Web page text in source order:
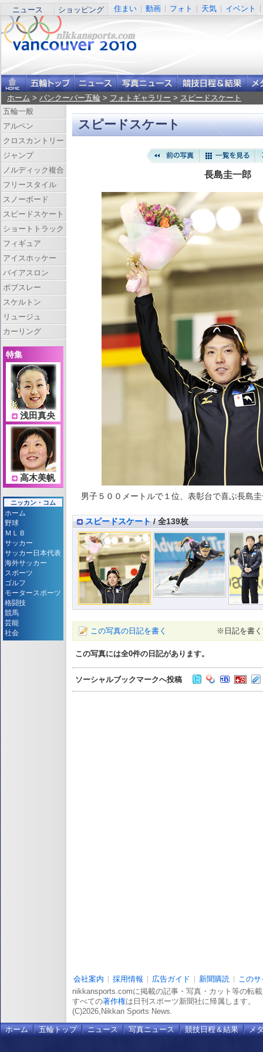
ニュース ショッピング 住まい 動画 フォト 天気 イベント
ホーム > バンクーバー五輪 > フォトギャラリー > スピードスケート
スピードスケート
長島圭一郎
男子５００メートルで１位、表彰台で喜ぶ長島
スピードスケート/ 全139枚
この写真の日記を書く ※日記を書
この写真には全0件の日記があります。
ソーシャルブックマークへ投稿
五輪一般
アルペン
クロスカントリー
ジャンプ
ノルディック複合
フリースタイル
スノーボード
スピードスケート
ショートトラック
フィギュア
アイスホッケー
バイアスロン
ボブスレー
スケルトン
リュージュ
カーリング
特集
浅田真央
高木美帆
ニッカン・コム
ホーム
野球
ＭＬＢ
サッカー
サッカー日本代表
海外サッカー
スポーツ
ゴルフ
モータースポーツ
格闘技
競馬
芸能
社会
会社案内 採用情報 広告ガイド 新聞購読
この
nikkansports.comに掲載の記事・写真・カット等の転
すべての著作権は日刊スポーツ新聞社に帰属します。
(C)2026,Nikkan Sports News.
ホーム 五輪トップ ニュース 写真ニュース 競技日程＆結果 メ